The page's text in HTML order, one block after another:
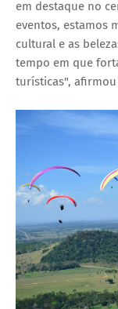
em destaque no
eventos, estamos
cultural e as
tempo em que
turísticas",